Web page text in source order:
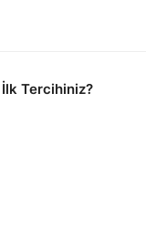
Tercihiniz?